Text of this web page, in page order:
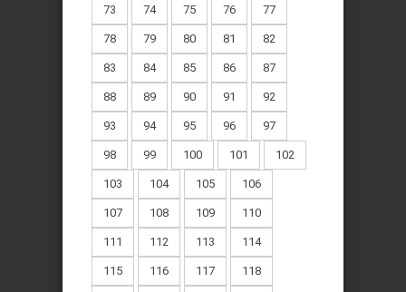
73 74 75 76 77
78 79 80 81 82
83 84 85 86 87
88 89 90 91 92
93 94 95 96 97
98 99 100 101 102
103 104 105 106
107 108 109 110
111 112 113 114
115 116 117 118